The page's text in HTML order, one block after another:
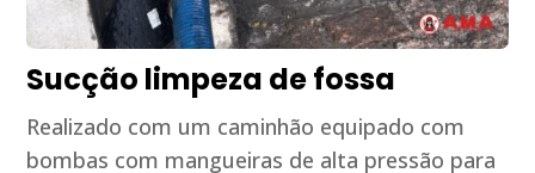
Sucção limpeza de fossa
Realizado com um caminhão equipado com
bombas com mangueiras de alta pressão para